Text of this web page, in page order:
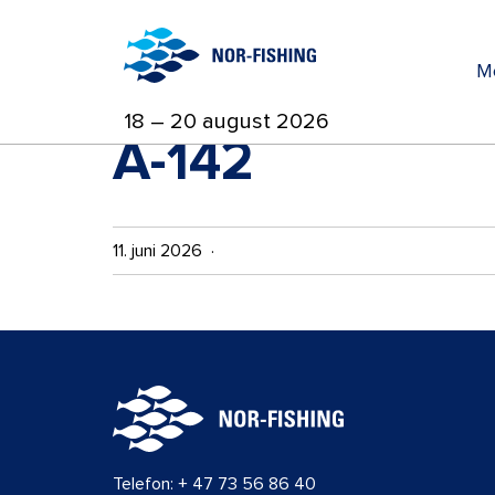
18 – 20 august 2026
A-142
11. juni 2026 ·
Telefon: + 47 73 56 86 40